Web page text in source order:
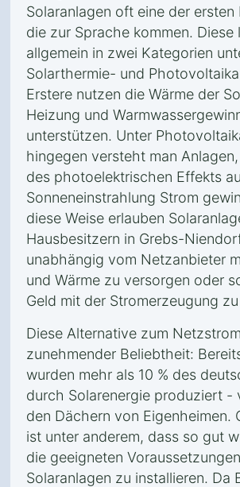
Solaranlagen oft eine der ersten
die zur Sprache kommen. Diese
allgemein in zwei Kategorien
Solarthermie- und
Erstere nutzen die Wärme der
Heizung und
unterstützen. Unter
hingegen versteht man
des photoelektrischen Effekts
Sonneneinstrahlung Strom
diese Weise erlauben
Hausbesitzern in Grebs-
unabhängig vom Netzanbieter
und Wärme zu versorgen oder
Geld mit der Stromerzeugung
Diese Alternative zum
zunehmender Beliebtheit:
wurden mehr als 10 % des
durch Solarenergie produziert -
den Dächern von Eigenheimen.
ist unter anderem, dass so gut
die geeigneten
Solaranlagen zu installieren. Da